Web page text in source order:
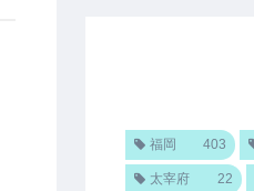
福岡 403
太宰府 22